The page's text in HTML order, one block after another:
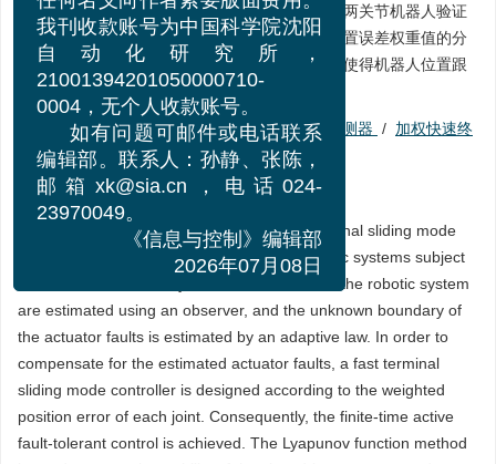
普诺夫函数法证明了闭环系统的稳定性，并采用两关节机器人验证
了方案的有效性。该方案可以通过对不同关节位置误差权重值的分
配来相应地补偿故障的影响，能够在有限时间内使得机器人位置跟
踪误差快速收敛且跟踪精度得到提高。
关键词: 非线性机器人系统/执行器故障/ 观测器 / 加权快速终
端滑模/容错控制
Abstract:
In this study, we propose a weighted fast terminal sliding mode
active fault-tolerant control for nonlinear robotic systems subject
to actuator faults. Firstly, the actuator faults in the robotic system
are estimated using an observer, and the unknown boundary of
the actuator faults is estimated by an adaptive law. In order to
compensate for the estimated actuator faults, a fast terminal
sliding mode controller is designed according to the weighted
position error of each joint. Consequently, the finite-time active
fault-tolerant control is achieved. The Lyapunov function method
任何名义向作者索要版面费用。
我刊收款账号为中国科学院沈阳
自动化研究所，
21001394201050000710-
0004，无个人收款账号。
如有问题可邮件或电话联系
编辑部。联系人：孙静、张陈，
邮箱xk@sia.cn，电话024-
23970049。
《信息与控制》编辑部
2026年07月08日